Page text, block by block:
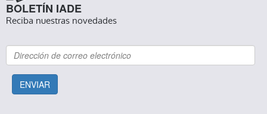
BOLETÍN IADE
Reciba nuestras novedades
ENVIAR